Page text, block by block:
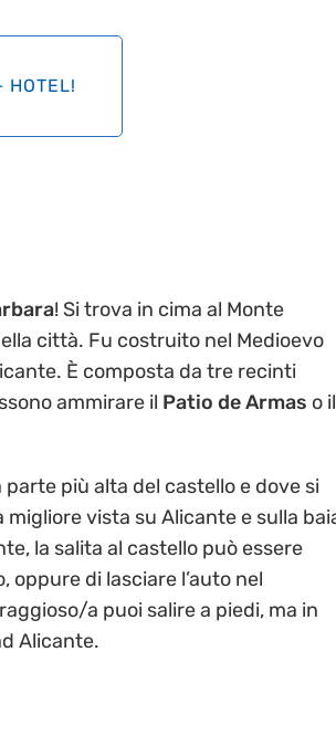
HOTEL!
! Si trova in cima al Monte
città. Fu costruito nel Medioevo
È composta da tre recinti
ammirare il Patio de Armas o il
più alta del castello e dove si
migliore vista su Alicante e sulla
la salita al castello può essere
oppure di lasciare l’auto nel
a puoi salire a piedi, ma in
Alicante.